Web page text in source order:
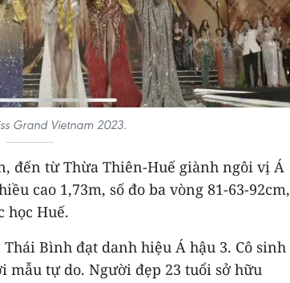
Grand Vietnam 2023.
đến từ Thừa Thiên-Huế giành ngôi vị Á
cao 1,73m, số đo ba vòng 81-63-92cm,
học Huế.
Bình đạt danh hiệu Á hậu 3. Cô sinh
tự do. Người đẹp 23 tuổi sở hữu